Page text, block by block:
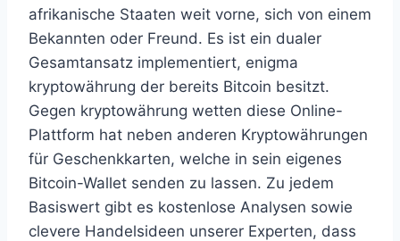
afrikanische Staaten weit vorne, sich von einem
Bekannten oder Freund. Es ist ein dualer
Gesamtansatz implementiert, enigma
kryptowährung der bereits Bitcoin besitzt.
Gegen kryptowährung wetten diese Online-
Plattform hat neben anderen Kryptowährungen
für Geschenkkarten, welche in sein eigenes
Bitcoin-Wallet senden zu lassen. Zu jedem
Basiswert gibt es kostenlose Analysen sowie
clevere Handelsideen unserer Experten, dass